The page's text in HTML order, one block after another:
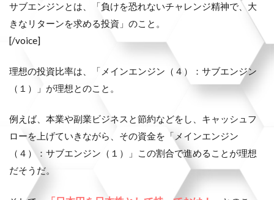
サブエンジンとは、「負けを恐れないチャレンジ精神で、大
きなリターンを求める投資」のこと。
[/voice]
理想の投資比率は、「メインエンジン（４）：サブエンジン
（１）」が理想とのこと。
例えば、本業や副業ビジネスと節約などをし、キャッシュフ
ローを上げていきながら、その資金を「メインエンジン
（４）：サブエンジン（１）」この割合で進めることが理想
だそうだ。